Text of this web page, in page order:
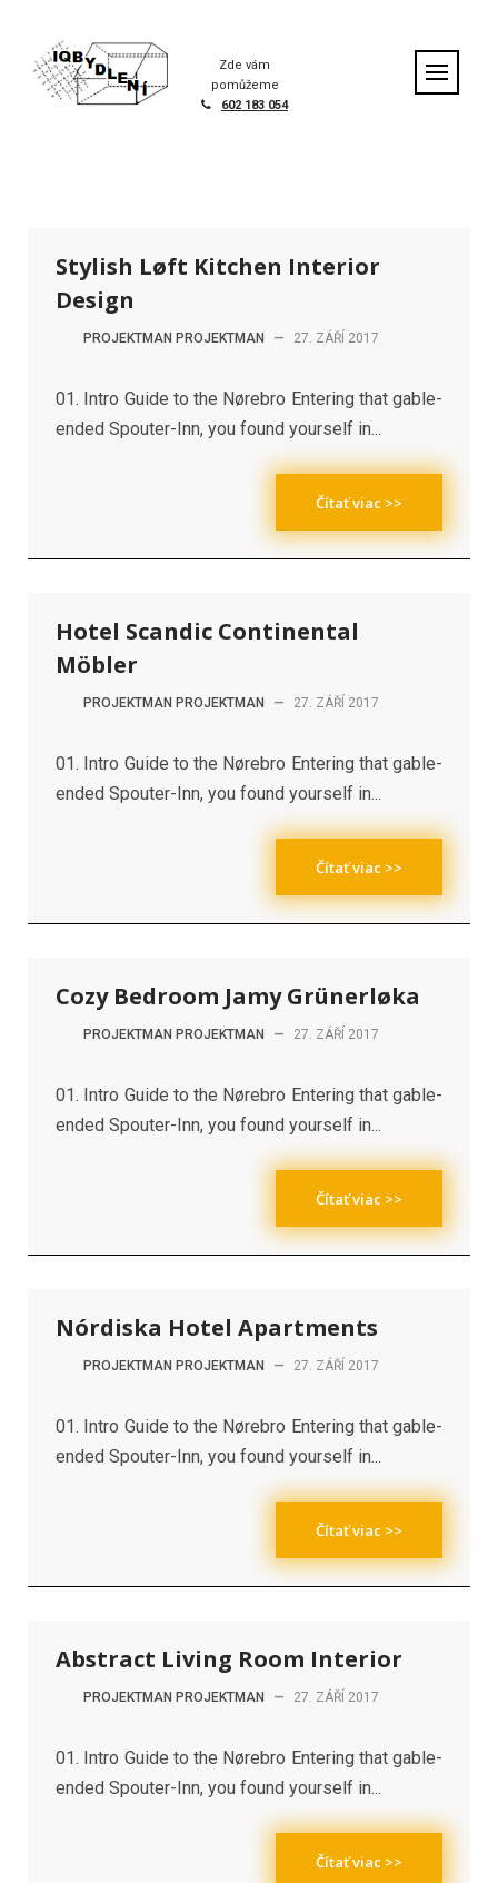
Zde vám
pomůžeme
602 183 054
Home Portfolio |
Stylish Løft Kitchen Interior
Design
PROJEKTMAN PROJEKTMAN — 27. ZÁŘÍ 2017
01. Intro Guide to the Nørebro Entering that gable-
ended Spouter-Inn, you found yourself in...
Čítať viac >>
Hotel Scandic Continental
Möbler
PROJEKTMAN PROJEKTMAN — 27. ZÁŘÍ 2017
01. Intro Guide to the Nørebro Entering that gable-
ended Spouter-Inn, you found yourself in...
Čítať viac >>
Cozy Bedroom Jamy Grünerløka
PROJEKTMAN PROJEKTMAN — 27. ZÁŘÍ 2017
01. Intro Guide to the Nørebro Entering that gable-
ended Spouter-Inn, you found yourself in...
Čítať viac >>
Nórdiska Hotel Apartments
PROJEKTMAN PROJEKTMAN — 27. ZÁŘÍ 2017
01. Intro Guide to the Nørebro Entering that gable-
ended Spouter-Inn, you found yourself in...
Čítať viac >>
Abstract Living Room Interior
PROJEKTMAN PROJEKTMAN — 27. ZÁŘÍ 2017
01. Intro Guide to the Nørebro Entering that gable-
ended Spouter-Inn, you found yourself in...
Čítať viac >>